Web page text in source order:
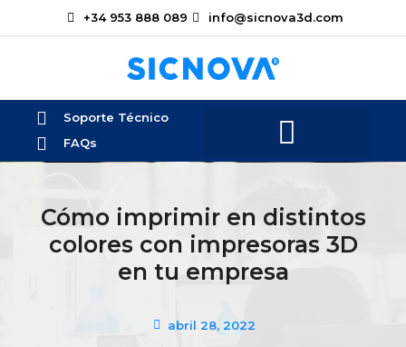
+34 953 888 089 info@sicnova3d.com
Soporte Técnico
FAQs
Cómo imprimir en distintos
colores con impresoras 3D
en tu empresa
abril 28, 2022